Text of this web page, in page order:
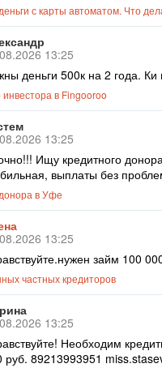
с карты автоматом. Что
13:25
деньги 500к на 2 года. Ки
инвестора в Fingooroo
13:25
Ищу кредитного
выплаты без
в Уфе
13:25
займ 100
частных кредиторов
13:25
Необходим
руб. 89213993951